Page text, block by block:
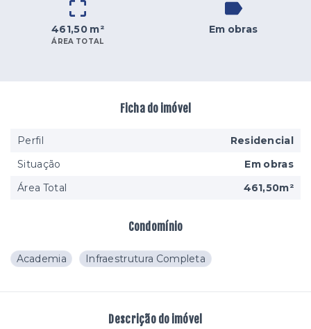
461,50 m²
ÁREA TOTAL
Em obras
Condomínio
Academia Infraestrutura Completa
Descrição do imóvel
Ficha do imóvel
Perfil
Residencial
Situação
Em obras
Área Total
461,50m²